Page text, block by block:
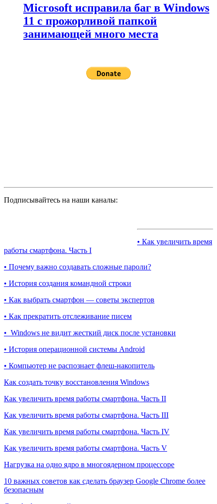
Microsoft исправила баг в Windows
11 с прожорливой папкой
занимающей много места
Подписывайтесь на наши каналы:
• Как увеличить время
работы смартфона. Часть I
• Почему важно создавать сложные пароли?
• История создания командной строки
• Как выбрать смартфон — советы экспертов
• Как прекратить отслеживание писем
• Windows не видит жесткий диск после установки
• История операционной системы Android
• Компьютер не распознает флеш-накопитель
Как создать точку восстановления Windows
Как увеличить время работы смартфона. Часть II
Как увеличить время работы смартфона. Часть III
Как увеличить время работы смартфона. Часть IV
Как увеличить время работы смартфона. Часть V
Нагрузка на одно ядро в многоядерном процессоре
10 важных советов как сделать браузер Google Chrome более
безопасным